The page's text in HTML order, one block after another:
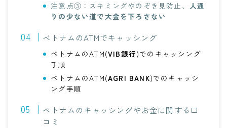
注意点③：スキミングやのぞき見防止、 人通
りの少ない道で大金を下ろさない
ベトナムのATMでキャッシング
ベトナムのATM(VIB銀行)でのキャッシング
手順
ベトナムのATM(AGRI BANK)でのキャッシ
ング手順
ベトナムのキャッシングやお金に関する口
コミ